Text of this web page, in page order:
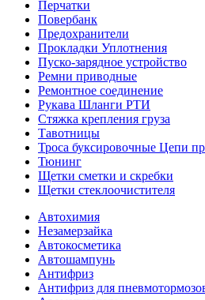
Перчатки
Повербанк
Предохранители
Прокладки Уплотнения
Пуско-зарядное устройство
Ремни приводные
Ремонтное соединение
Рукава Шланги РТИ
Стяжка крепления груза
Тавотницы
Троса буксировочные Цепи
Тюнинг
Щетки сметки и скребки
Щетки стеклоочистителя
Автохимия
Незамерзайка
Автокосметика
Автошампунь
Антифриз
Антифриз для